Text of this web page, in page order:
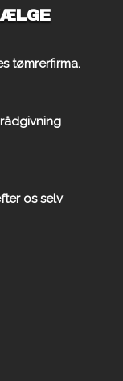
tømrerfirma.
os selv